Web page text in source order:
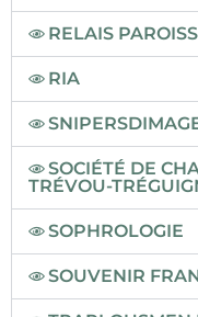
RELAIS
RIA
SOCIÉTÉ DE
TRÉVOU-
SOPHROLOGIE
SOUVENIR